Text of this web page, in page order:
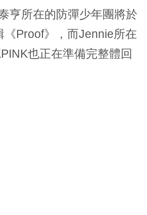
亨所在的防彈少年團將於
《Proof》，而Jennie所在
也正在準備完整體回